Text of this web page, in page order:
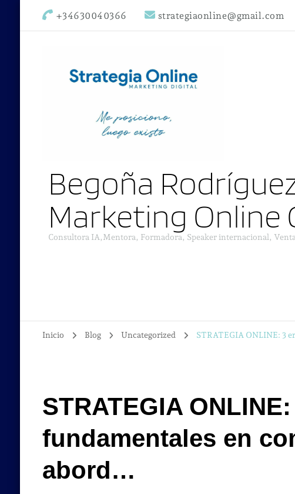
+34630040366 strategiaonline@gmail.com
Begoña
Marketing
Consultora IA,Mentora, Formadora, Speaker internacional,
Inicio Blog Uncategorized STRATEGIA ONLINE: 3
STRATEGIA
fundamentales en
abord…